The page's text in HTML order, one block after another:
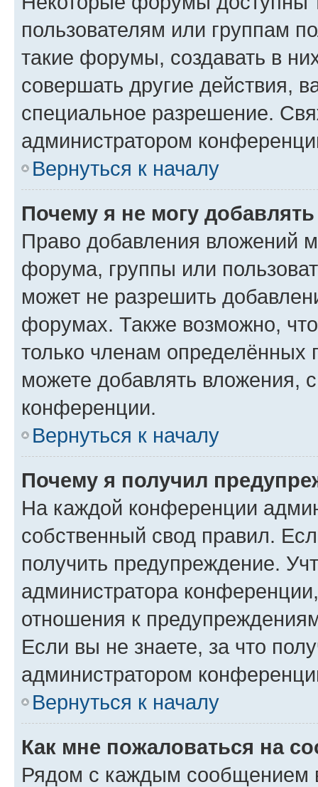
пользователям или группам
такие форумы, создавать в
совершать другие действия,
специальное разрешение.
администратором
Вернуться к началу
Почему я не могу
Право добавления вложений
форума, группы или
может не разрешить
форумах. Также возможно,
только членам определённых
можете добавлять вложения,
конференции.
Вернуться к началу
Почему я получил
На каждой конференции
собственный свод правил.
получить предупреждение.
администратора
отношения к
Если вы не знаете, за что
администратором
Вернуться к началу
Как мне пожаловаться на
Рядом с каждым сообщением